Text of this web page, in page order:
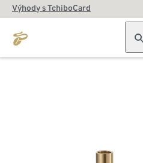
Výhody s TchiboCard